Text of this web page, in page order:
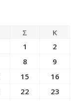
Σ
Κ
1
2
8
9
15
16
22
23